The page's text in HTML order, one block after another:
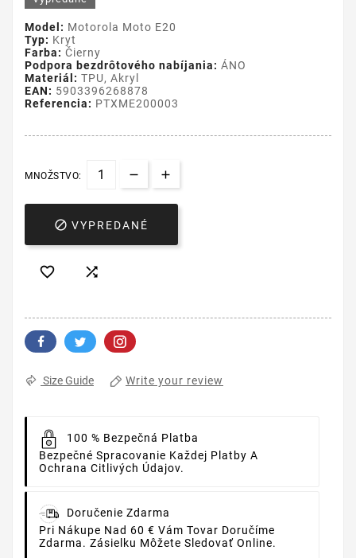
Model: Motorola Moto E20
Typ: Kryt
Farba: Čierny
Podpora bezdrôtového nabíjania: ÁNO
Materiál: TPU, Akryl
EAN: 5903396268878
Referencia: PTXME200003
MNOŽSTVO:
 VYPREDANÉ
 
Size Guide Write your review
100 % Bezpečná Platba
Bezpečné Spracovanie Každej Platby A
Ochrana Citlivých Údajov.
Doručenie Zdarma
Pri Nákupe Nad 60 € Vám Tovar Doručíme
Zdarma. Zásielku Môžete Sledovať Online.